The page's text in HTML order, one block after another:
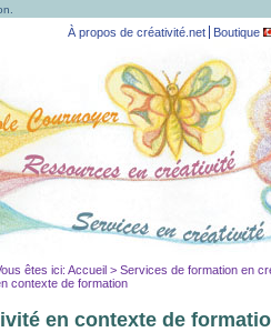
À propos de créativité.net Boutique
êtes ici: Accueil > Services de formation en
contexte de formation
en contexte de